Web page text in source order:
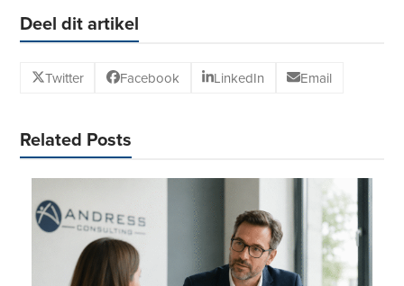
Deel dit artikel
Twitter Facebook LinkedIn Email
Related Posts